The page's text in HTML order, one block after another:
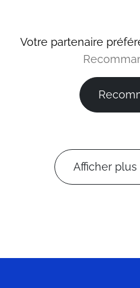
Votre partenaire
Afficher